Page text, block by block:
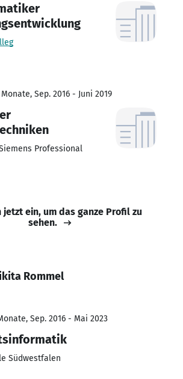
Sep. 2016 - Juni 2019
Professional
jetzt ein, um das ganze Profil zu
sehen.
Rommel
Sep. 2016 - Mai 2023
Südwestfalen